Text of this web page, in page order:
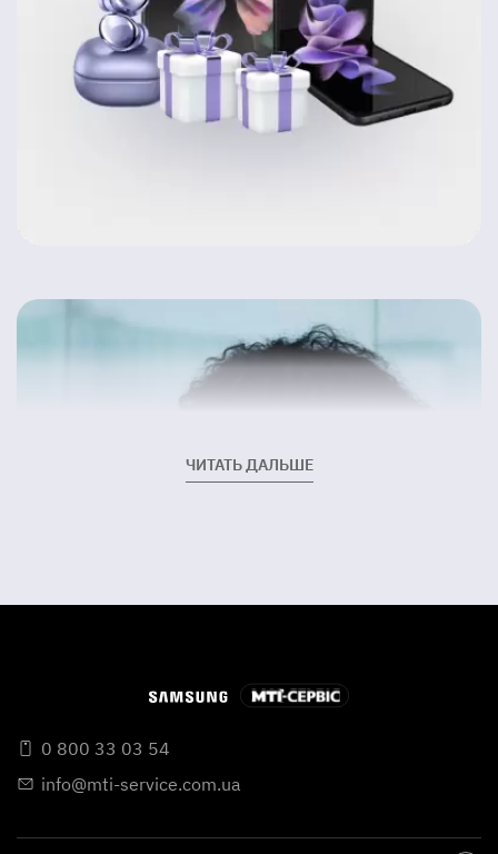
ЧИТАТЬ ДАЛЬШЕ
0 800 33 03 54
info@mti-service.com.ua